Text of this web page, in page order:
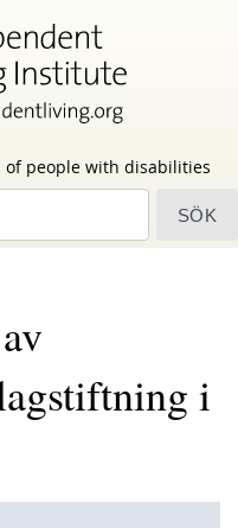
people with disabilities
i